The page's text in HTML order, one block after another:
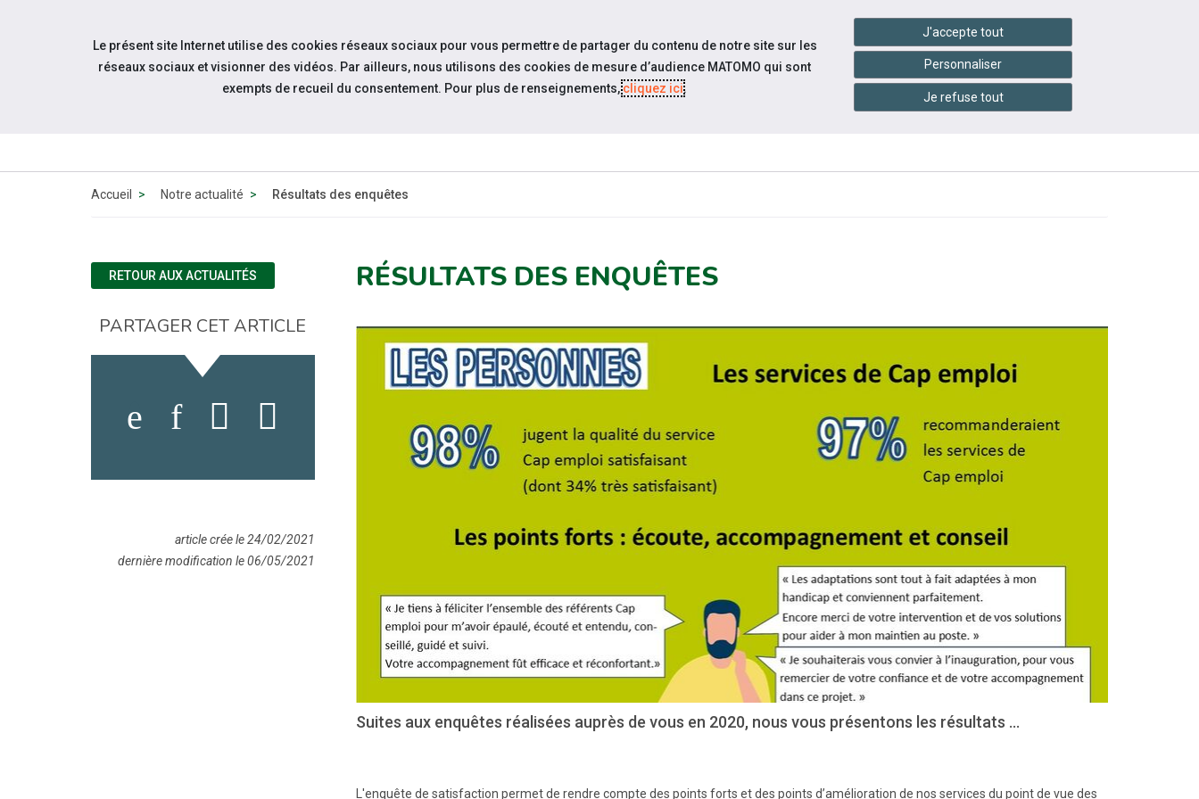
Aller au contenu
Accessibilité handshake Services en ligne
ESPACE
ESPACE
ÉVÉNEMENTS
PRATIQUES
Accueil Notre actualité Résultats des enquêtes
RÉSULTATS DES ENQUÊTES
Suites aux enquêtes réalisées auprès de vous en 2020, nous vous présentons les résultats ...
L'enquête de satisfaction permet de rendre compte des points forts et des points d’amélioration de nos services du point de vue des
RETOUR AUX ACTUALITÉS
PARTAGER CET ARTICLE
article crée le 24/02/2021
dernière modification le 06/05/2021
Le présent site Internet utilise des cookies réseaux sociaux pour vous permettre de partager du contenu de notre site sur les
réseaux sociaux et visionner des vidéos. Par ailleurs, nous utilisons des cookies de mesure d’audience MATOMO qui sont
exempts de recueil du consentement. Pour plus de renseignements,cliquez ici.
J'accepte tout
Personnaliser
Je refuse tout